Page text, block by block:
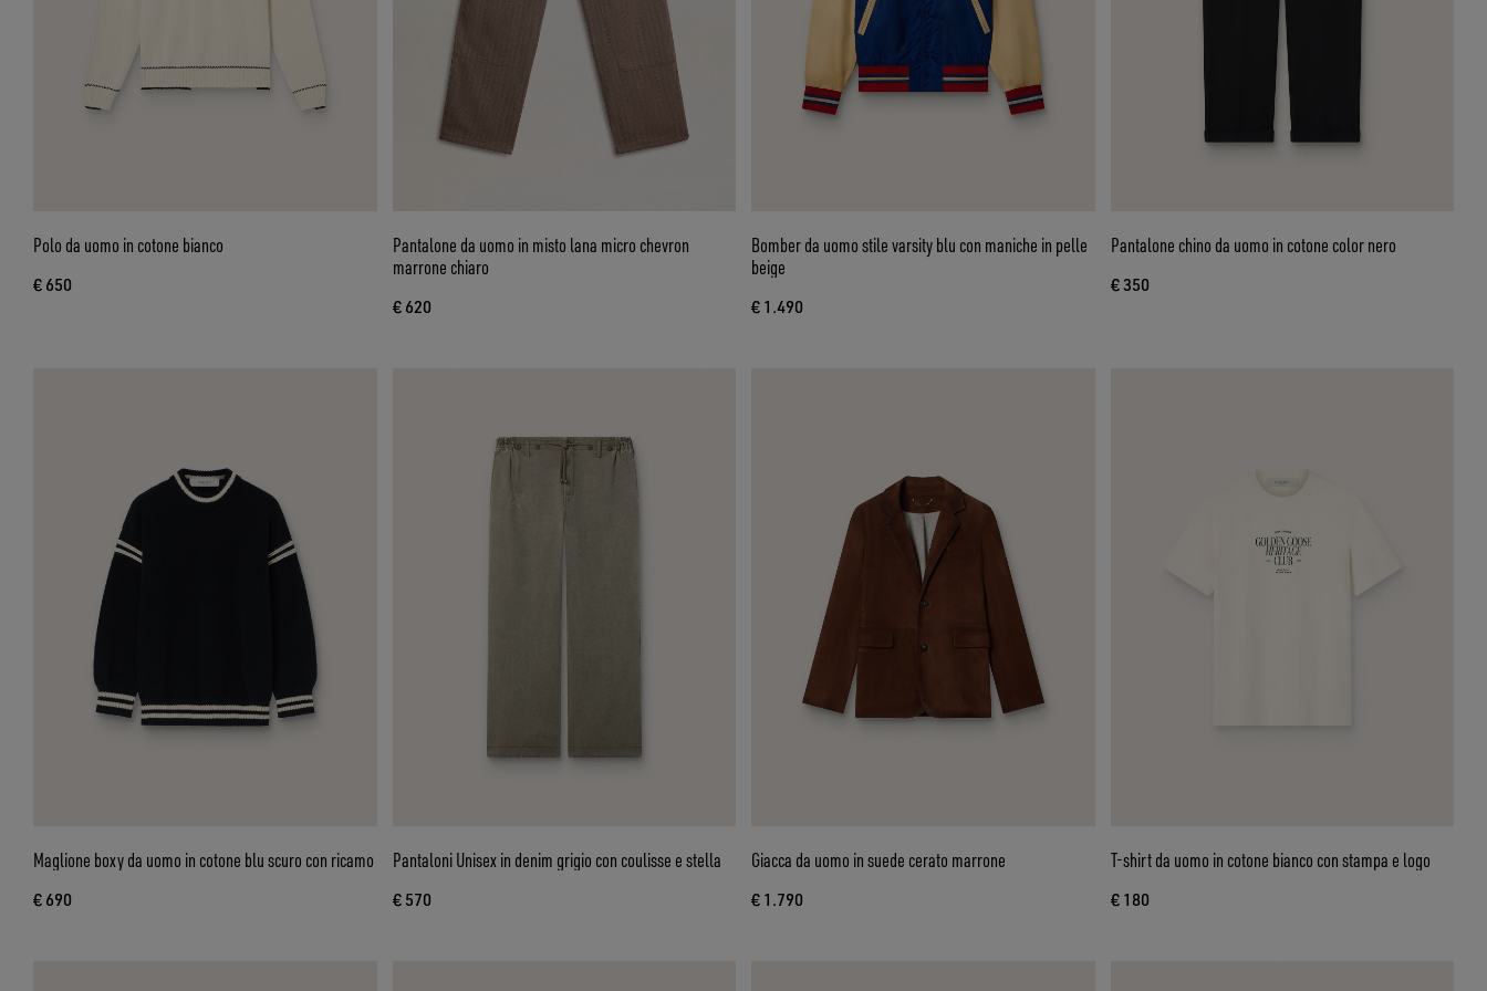
Polo da uomo in cotone bianco
€ 650
Pantalone da uomo in misto lana micro chevron
marrone chiaro
€ 620
Bomber da uomo stile varsity blu con maniche in pelle
beige
€ 1.490
Pantalone chino da uomo in cotone color nero
€ 350
Maglione boxy da uomo in cotone blu scuro con ricamo
€ 690
Pantaloni Unisex in denim grigio con coulisse e stella
€ 570
Giacca da uomo in suede cerato marrone
€ 1.790
T-shirt da uomo in cotone bianco con stampa e logo
€ 180